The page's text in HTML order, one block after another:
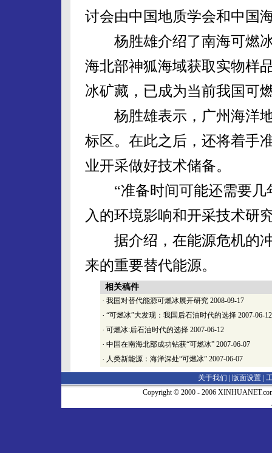
讨会由中国地质学会和中国
杨胜雄介绍了南海可燃冰
海北部神狐海域获取实物样
冰矿藏，已成为当前我国可
杨胜雄表示，广州海洋地
标区。在此之后，还将着手
业开采做好技术储备。
“准备时间可能还需要几
入的环境影响和开采技术研
据介绍，在能源危机的冲
来的重要替代能源。
相关稿件
· 我国对替代能源可燃冰展开研究 2008-09-17
· “可燃冰”大发现：我国后石油时代的选择 2007-06-12
· 可燃冰:后石油时代的选择 2007-06-12
· 中国在南海北部成功钻获“可燃冰” 2007-06-07
· 人类新能源：海洋深处“可燃冰” 2007-06-07
关于我们 | 版面设置
Copyright © 2000 - 2006